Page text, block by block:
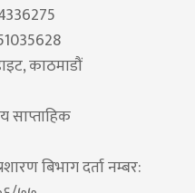
काठमाडौं
साप्ताहिक
बिभाग दर्ता नम्बर: